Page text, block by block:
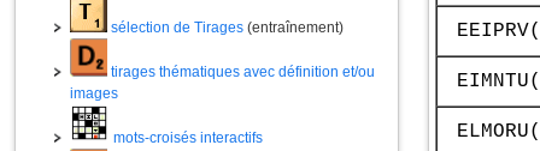
sélection de Tirages (entraînement)
tirages thématiques avec définition et/ou
images
mots-croisés interactifs